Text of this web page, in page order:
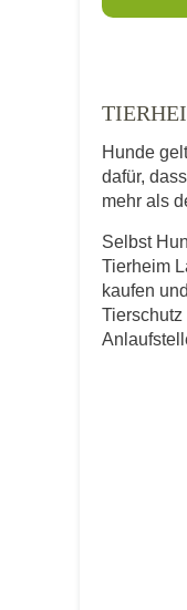
Hunde
dafür,
mehr als
Selbst
Tierheim
kaufen